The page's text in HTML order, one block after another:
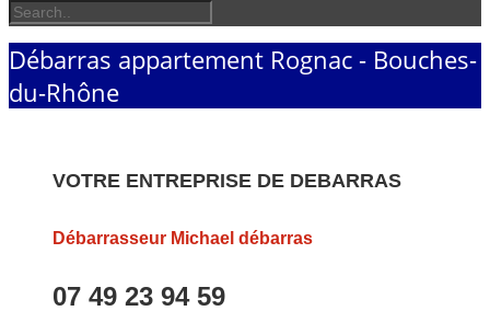
Débarras appartement Rognac - Bouches-
du-Rhône
VOTRE ENTREPRISE DE DEBARRAS
Débarrasseur Michael débarras
07 49 23 94 59